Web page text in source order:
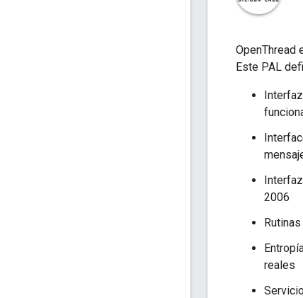
OpenThread
Este PAL
2006
reales